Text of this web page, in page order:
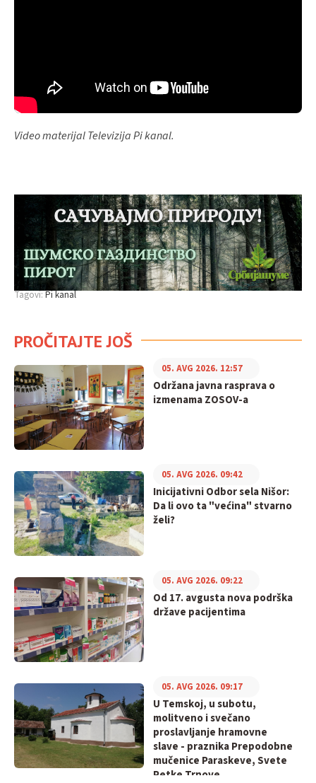
Video materijal Televizija Pi kanal.
Tagovi:Pi kanal
PROČITAJTE JOŠ
Održana javna rasprava o
izmenama ZOSOV-a
05. AVG 2026. 12:57
Inicijativni Odbor sela Nišor:
Da li ovo ta "većina" stvarno
želi?
05. AVG 2026. 09:42
Od 17. avgusta nova podrška
države pacijentima
05. AVG 2026. 09:22
U Temskoj, u subotu,
molitveno i svečano
proslavljanje hramovne
slave - praznika Prepodobne
mučenice Paraskeve, Svete
Petke Trnove
05. AVG 2026. 09:17